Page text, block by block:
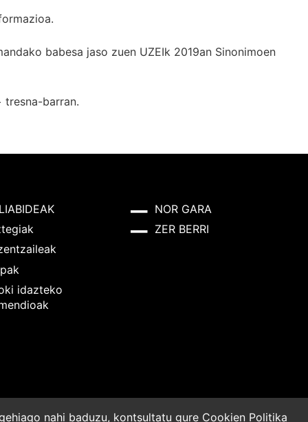
babesa jaso zuen UZEIk 2019an Sinonimoen
tresna-barran.
idazteko
NOR GARA
ZER BERRI
nahi baduzu, kontsultatu gure Cookien Politika